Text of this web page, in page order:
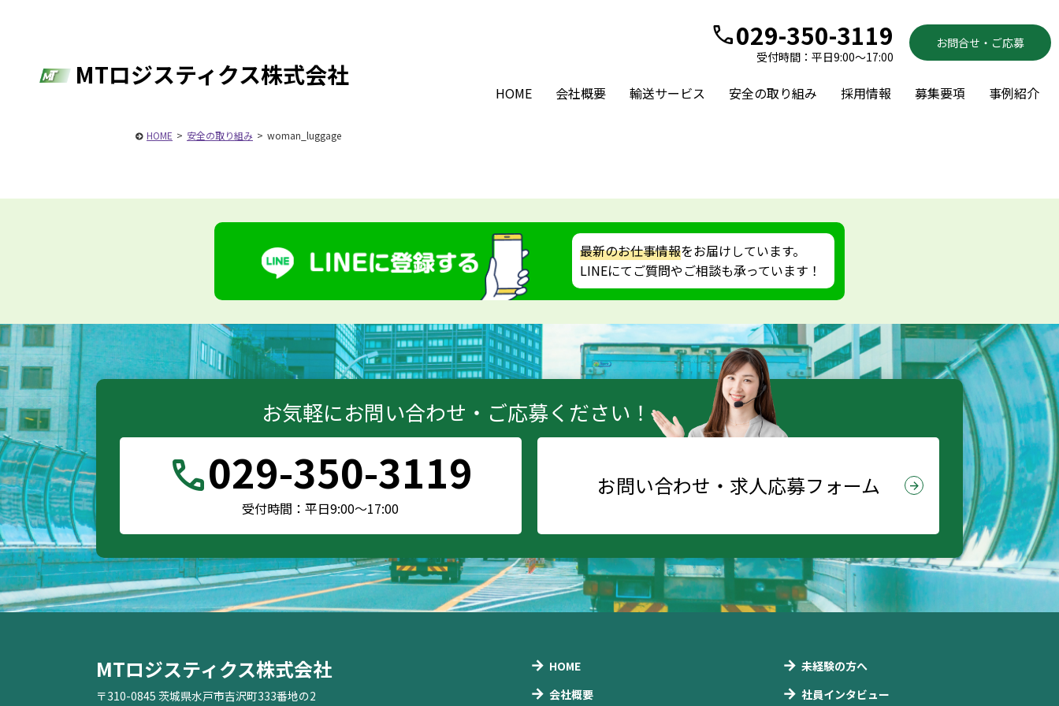
MTロジスティクス株式会社
HOME 会社概要 輸送サービス 安全の取り組み 採用情報 募集要項 事例紹介
call029-350-3119
受付時間：平日9:00～17:00
お問合せ・ご応募
HOME > 安全の取り組み > woman_luggage
最新のお仕事情報をお届けしています。
LINEにてご質問やご相談も承っています！
お気軽にお問い合わせ・ご応募ください！
call029-350-3119
受付時間：平日9:00～17:00
お問い合わせ・ 求人応募フォーム arrow_forward
HOME
会社概要
未経験の方へ
社員インタビュー
MTロジスティクス株式会社
〒310-0845 茨城県水戸市吉沢町333番地の2